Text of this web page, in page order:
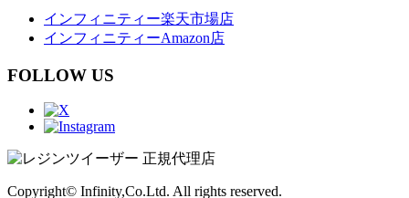
インフィニティー楽天市場店
インフィニティーAmazon店
FOLLOW US
Copyright© Infinity,Co.Ltd. All rights reserved.